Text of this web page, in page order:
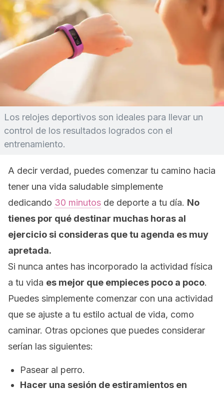
Los relojes deportivos son ideales para llevar un
control de los resultados logrados con el
entrenamiento.
A decir verdad, puedes comenzar tu camino hacia
tener una vida saludable simplemente
dedicando 30 minutos de deporte a tu día. No
tienes por qué destinar muchas horas al
ejercicio si consideras que tu agenda es muy
apretada.
Si nunca antes has incorporado la actividad física
a tu vida es mejor que empieces poco a poco.
Puedes simplemente comenzar con una actividad
que se ajuste a tu estilo actual de vida, como
caminar. Otras opciones que puedes considerar
serían las siguientes:
Pasear al perro.
Hacer una sesión de estiramientos en